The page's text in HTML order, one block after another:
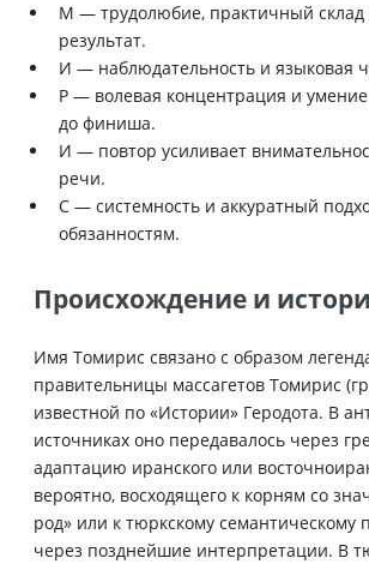
М — трудолюбие, практичный склад
результат.
И — наблюдательность и языковая
Р — волевая концентрация и
до финиша.
И — повтор усиливает
речи.
С — системность и аккуратный
обязанностям.
Происхождение и
Имя Томирис связано с образом
правительницы массагетов Томирис
известной по «Истории» Геродота. В
источниках оно передавалось через
адаптацию иранского или
вероятно, восходящего к корням со
род» или к тюркскому семантическому
через позднейшие интерпретации. В